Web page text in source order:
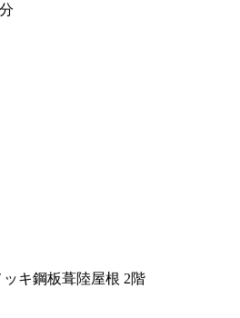
キ鋼板葺陸屋根 2階